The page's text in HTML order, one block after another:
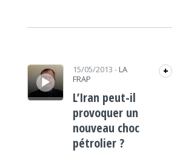
Lecteur audio 15/05/2013 - LA
FRAP
+
L’Iran peut-il
provoquer un
nouveau choc
pétrolier ?